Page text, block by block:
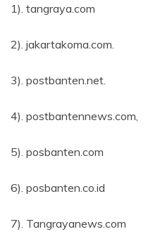
1). tangraya.com
2). jakartakoma.com.
3). postbanten.net.
4). postbantennews.com,
5). posbanten.com
6). posbanten.co.id
7). Tangrayanews.com